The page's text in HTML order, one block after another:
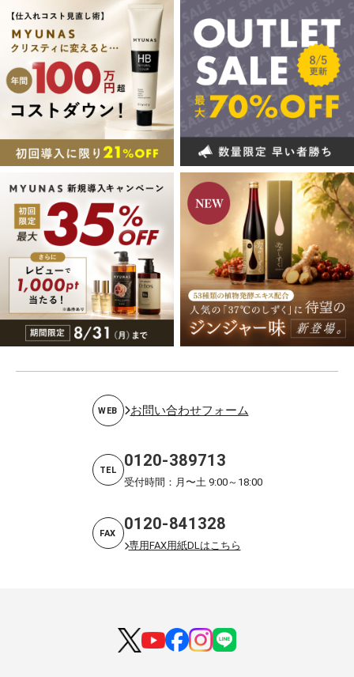
WEB お問い合わせフォーム
TEL 0120-389713
受付時間：月〜土 9:00～18:00
FAX 0120-841328
専用FAX用紙DLはこちら